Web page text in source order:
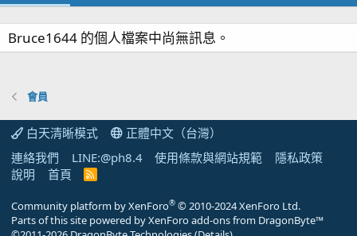
Bruce1644 的個人檔案中尚無訊息。
會員
白天清晰模式
正體中文（台灣）
連絡我們
LINE:@ph8.4 使用條款與網站規範
隱私政策
說明
首頁
R
Community platform by XenForo® © 2010-2024 XenForo Ltd.
Parts of this site powered byXenForo add-ons from DragonByte™